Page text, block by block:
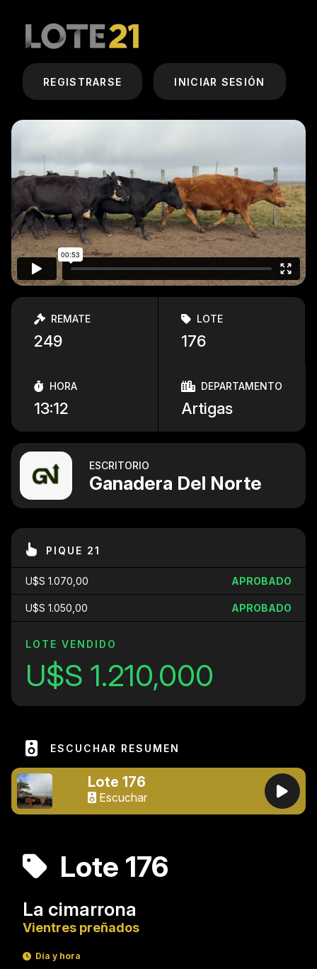
REGISTRARSE INICIAR SESIÓN
REMATE
249
LOTE
176
HORA
13:12
DEPARTAMENTO
Artigas
ESCRITORIO
Ganadera Del Norte
PIQUE 21
U$S 1.070,00 APROBADO
U$S 1.050,00 APROBADO
LOTE VENDIDO
U$S 1.210,000
ESCUCHAR RESUMEN
Lote 176
Escuchar
Lote 176
La cimarrona
Vientres preñados
Día y hora